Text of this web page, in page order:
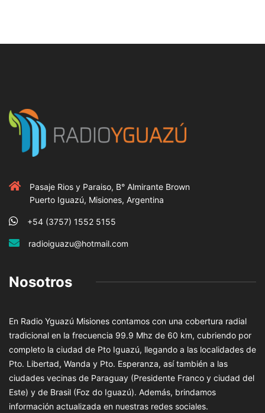
Pasaje Rios y Paraiso, B° Almirante Brown
Puerto Iguazú, Misiones, Argentina
+54 (3757) 1552 5155
radioiguazu@hotmail.com
Nosotros
En Radio Yguazú Misiones contamos con una cobertura radial
tradicional en la frecuencia 99.9 Mhz de 60 km, cubriendo por
completo la ciudad de Pto Iguazú, llegando a las localidades de
Pto. Libertad, Wanda y Pto. Esperanza, así también a las
ciudades vecinas de Paraguay (Presidente Franco y ciudad del
Este) y de Brasil (Foz do Iguazú). Además, brindamos
información actualizada en nuestras redes sociales.